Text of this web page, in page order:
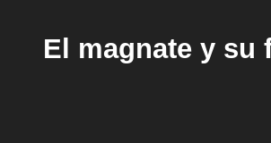
El magnate y su